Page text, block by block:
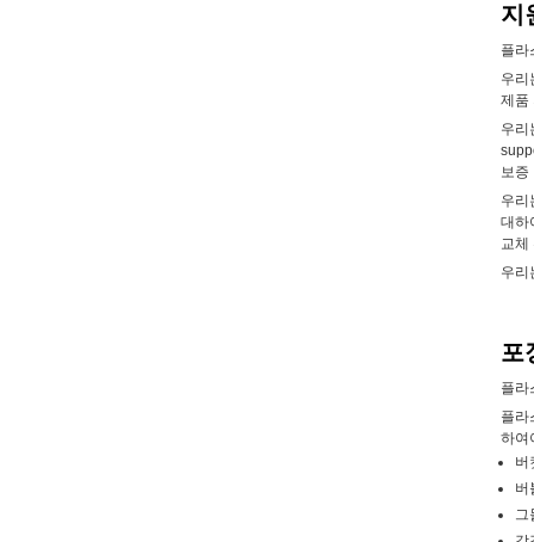
지
플라
우리
제품
우리
보증
우리
대하
교체
우리
포
플라
플라
하여
버
버
그